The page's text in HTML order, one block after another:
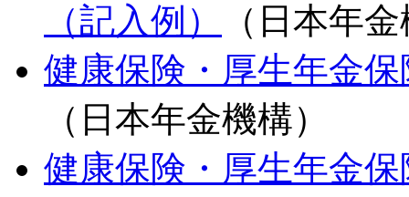
（記入例）
（日本年
健康保険・厚生年金
（日本年金機構）
健康保険・厚生年金